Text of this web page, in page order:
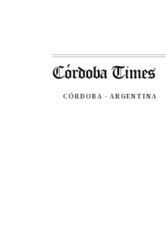
CÓRDOBA - ARGENTINA